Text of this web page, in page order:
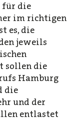
für die
im richtigen
es, die
jeweils
sollen die
Hamburg
die
und der
entlastet